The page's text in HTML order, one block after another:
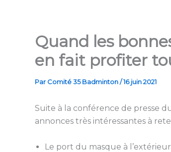
Quand les
en fait profiter
Par Comité 35 Badminton/16 juin 2021
Suite à la conférence de presse
annonces très intéressantes à
Le port du masque à